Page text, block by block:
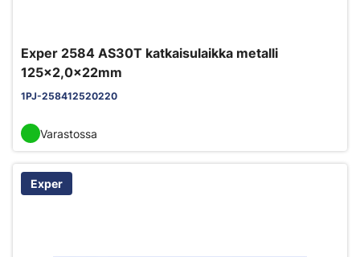
Exper 2584 AS30T katkaisulaikka metalli
125x2,0x22mm
1PJ-258412520220
Varastossa
Exper